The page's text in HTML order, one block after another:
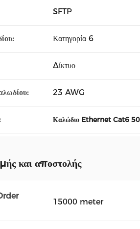
SFTP
Κατηγορία 6
Δίκτυο
23 AWG
Καλώδιο Ethernet Cat6
και αποστολής
15000 meter